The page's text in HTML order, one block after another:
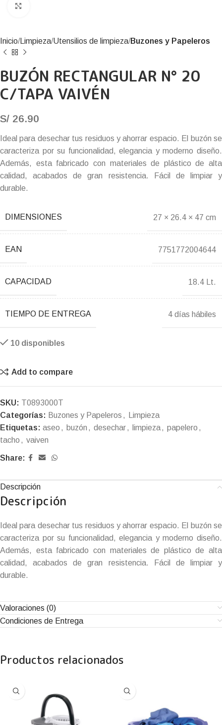
Inicio Limpieza Utensilios de limpieza Buzones y Papeleros
BUZÓN RECTANGULAR N° 20
C/TAPA VAIVÉN
S/ 26.90
Ideal para desechar tus residuos y ahorrar espacio. El buzón se
caracteriza por su funcionalidad, elegancia y moderno diseño.
Además, esta fabricado con materiales de plástico de alta
calidad, acabados de gran resistencia. Fácil de limpiar y
durable.
DIMENSIONES 27 × 26.4 × 47 cm
EAN 7751772004644
CAPACIDAD 18.4 Lt.
TIEMPO DE ENTREGA 4 días hábiles
10 disponibles
Add to compare
SKU: T0893000T
Categorías: Buzones y Papeleros ,
Limpieza
Etiquetas: aseo , buzón , desechar, limpieza, papelero ,
tacho , vaiven
Share:
Descripción
Descripción
Ideal para desechar tus residuos y ahorrar espacio. El buzón se
caracteriza por su funcionalidad, elegancia y moderno diseño.
Además, esta fabricado con materiales de plástico de alta
calidad, acabados de gran resistencia. Fácil de limpiar y
durable.
Valoraciones (0)
Condiciones de Entrega
Productos relacionados